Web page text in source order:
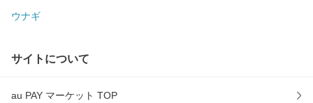
ウナギ
サイトについて
au PAY マーケット TOP